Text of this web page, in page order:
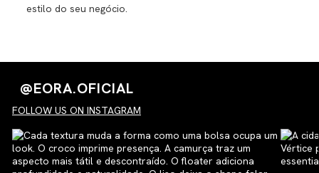
estilo do seu negócio.
@EORA.OFICIAL
FOLLOW US ON INSTAGRAM